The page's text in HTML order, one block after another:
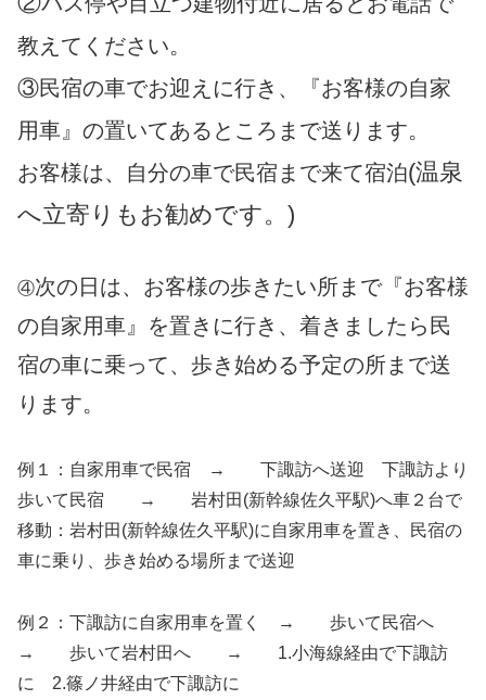
教えてください。
③民宿の車でお迎えに行き、『お客様の自家
用車』の置いてあるところまで送ります。
お客様は、自分の車で民宿まで来て宿泊(温泉
へ立寄りもお勧めです。)
④次の日は、お客様の歩きたい所まで『お客様
の自家用車』を置きに行き、着きましたら民
宿の車に乗って、歩き始める予定の所まで送
ります。
例１：自家用車で民宿 → 下諏訪へ送迎 下諏訪より
歩いて民宿 → 岩村田(新幹線佐久平駅)へ車２台で
移動：岩村田(新幹線佐久平駅)に自家用車を置き、民宿の
車に乗り、歩き始める場所まで送迎
例２：下諏訪に自家用車を置く → 歩いて民宿へ
→ 歩いて岩村田へ → 1.小海線経由で下諏訪
に 2.篠ノ井経由で下諏訪に